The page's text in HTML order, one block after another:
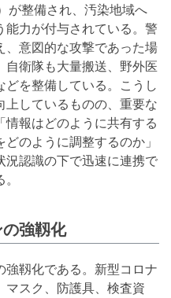
が整備され、汚染地域へ
力が付与されている。警
、意図的な攻撃であった場
衛隊も大量搬送、野外医
を整備している。こうし
上しているものの、重要な
報はどのように共有する
のように調整するのか」
況認識の下で迅速に連携で
の強靱化
靱化である。新型コロナ
マスク、防護具、検査資